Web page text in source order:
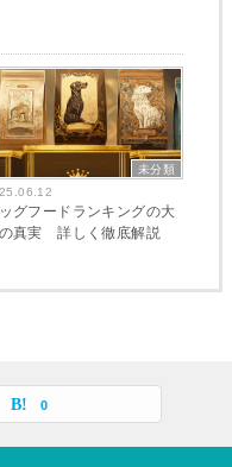
未分類
グフードランキングの大
真実 詳しく徹底解説
0